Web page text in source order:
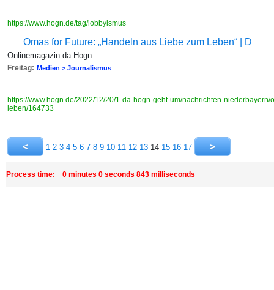
https://www.hogn.de/tag/lobbyismus
Omas for Future: „Handeln aus Liebe zum Leben“ | D
Onlinemagazin da Hogn
Freitag: Medien > Journalismus
https://www.hogn.de/2022/12/20/1-da-hogn-geht-um/nachrichten-
leben/164733
1 2 3 4 5 6 7 8 9 10 11 12 13 14 15 16 17
Process time: 0 minutes 0 seconds 843 milliseconds